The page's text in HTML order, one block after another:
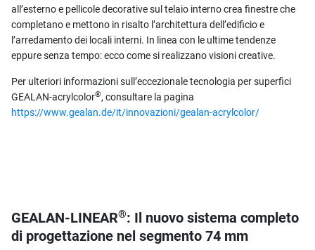
all’esterno e pellicole decorative sul telaio interno crea finestre che
completano e mettono in risalto l’architettura dell’edificio e
l’arredamento dei locali interni. In linea con le ultime tendenze
eppure senza tempo: ecco come si realizzano visioni creative.
Per ulteriori informazioni sull’eccezionale tecnologia per superfici
GEALAN-acrylcolor®, consultare la pagina
https://www.gealan.de/it/innovazioni/gealan-acrylcolor/
GEALAN-LINEAR®: Il nuovo sistema completo
di progettazione nel segmento 74 mm